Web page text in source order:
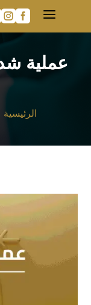
a


عملية
الرئيسية